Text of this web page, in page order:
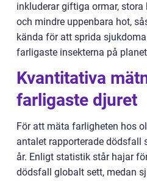
inkluderar giftiga ormar,
och mindre uppenbara hot,
kända för att sprida
farligaste insekterna på
Kvantitativa
farligaste djuret
För att mäta farligheten hos
antalet rapporterade dödsfall
år. Enligt statistik står hajar
dödsfall globalt sett, medan